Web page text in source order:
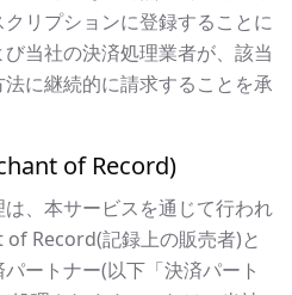
リプションに登録することに
当社の決済処理業者が、該当
に継続的に請求することを承
of Record)
、本サービスを通じて行われ
Record(記録上の販売者)と
ートナー(以下「決済パート